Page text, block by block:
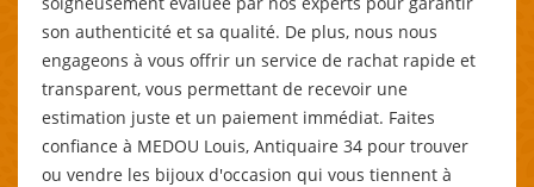
son authenticité et sa qualité. De plus, nous nous
engageons à vous offrir un service de rachat rapide et
transparent, vous permettant de recevoir une
estimation juste et un paiement immédiat. Faites
confiance à MEDOU Louis, Antiquaire 34 pour trouver
ou vendre les bijoux d'occasion qui vous tiennent à